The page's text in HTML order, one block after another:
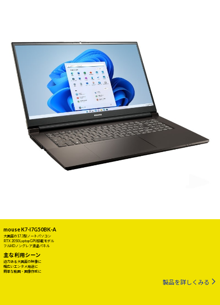
mouse K7-I7G50BK-A
大画面の17.3型ノートパソコン
RTX 2050 Laptop GPU搭載モデル
フルHDノングレア液晶パネル
主な利用シーン
迫力ある大画面の映像に
幅広いエンタメ用途に
簡単な動画・画像作成に
製品を詳しくみる